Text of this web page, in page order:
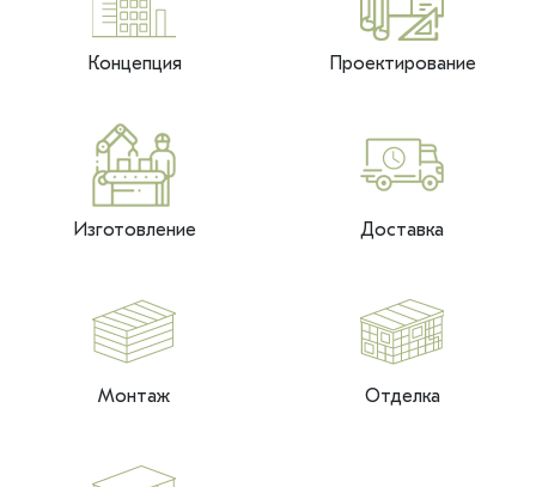
Концепция Проектирование
Изготовление Доставка
Монтаж Отделка